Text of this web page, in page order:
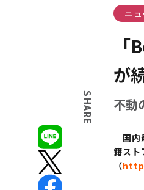
SHARE
ニ
が
不動
国内
籍スト
（